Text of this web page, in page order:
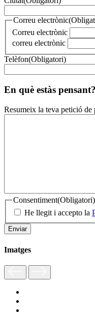
Correu electrònic
Correu electrònic
correu electrònic
Telèfon(Obligatori)
En què estàs pensant?
Resumeix la teva petició de
Consentiment(Obligatori)
He llegit i accepto la
Imatges